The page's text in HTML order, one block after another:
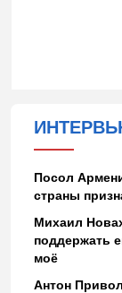
Посол
страны
Михаил
поддержать
моё
Антон